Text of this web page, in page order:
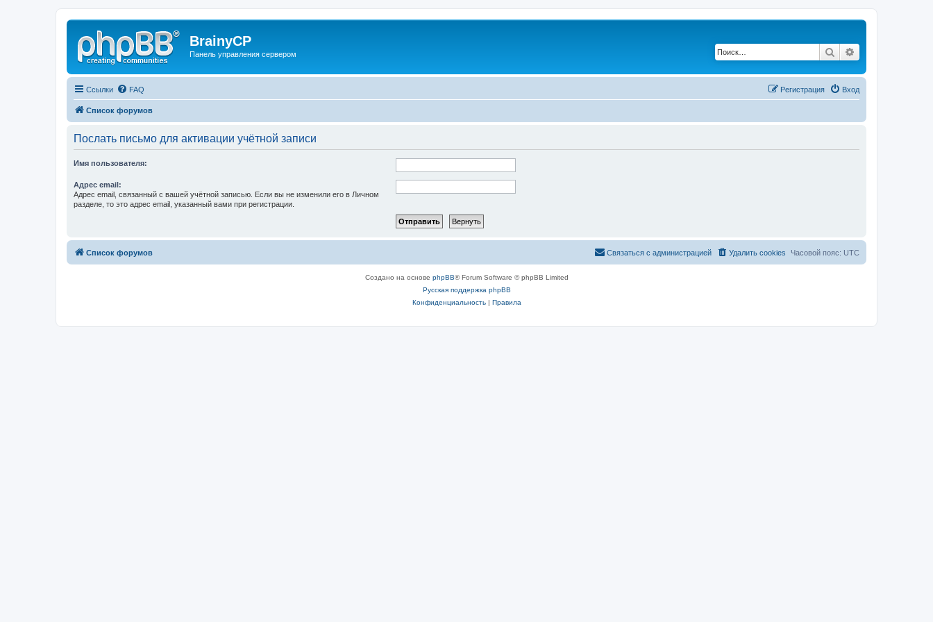
BrainyCP
Панель управления сервером Поиск
Ссылки FAQ Вход
Регистрация
Список форумов
Послать письмо для активации учётной записи
Имя пользователя:
Адрес email:
Адрес email, связанный с вашей учётной записью. Если вы не изменили его в Личном
разделе, то это адрес email, указанный вами при регистрации.
Список форумов Часовой пояс: UTC
Удалить cookies
Связаться с администрацией
Создано на основе phpBB® Forum Software © phpBB Limited
Русская поддержка phpBB
Конфиденциальность| Правила